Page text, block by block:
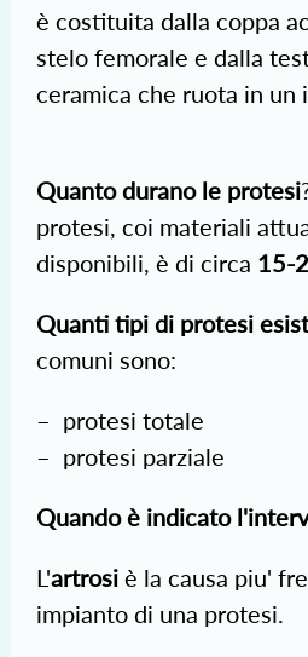
è costituita dalla coppa
stelo femorale e dalla
ceramica che ruota in un
Quanto durano le protesi
protesi, coi materiali
disponibili, è di circa 15-
Quanti tipi di protesi
comuni sono:
– protesi totale
– protesi parziale
Quando è indicato
L'artrosi è la causa piu'
impianto di una protesi.